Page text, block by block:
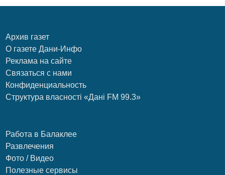
Архив газет
О газете Дани-Инфо
Реклама на сайте
Связаться с нами
Конфиденциальность
Структура власності «Дані FM 99.3»
Работа в Балаклее
Развлечения
Фото / Видео
Полезные сервисы